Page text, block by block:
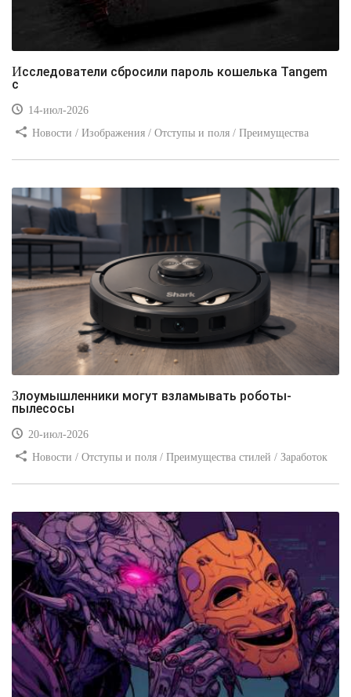
Исследователи сбросили пароль кошелька Tangem
с
14-июл-2026
Новости / Изображения / Отступы и поля / Преимущества
Злоумышленники могут взламывать роботы-
пылесосы
20-июл-2026
Новости / Отступы и поля / Преимущества стилей / Заработок